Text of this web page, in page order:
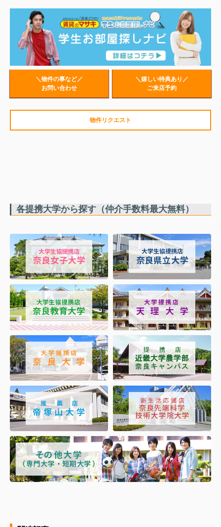
＼物件の事など／
お問い合わせ
＼嬉しい特典あり／
ご来店予約
物件リクエスト
各提携大学から探す（仲介手数料最大無料）